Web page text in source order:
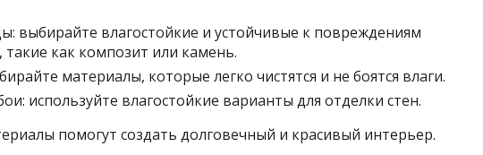
выбирайте влагостойкие и устойчивые к повреждениям
как композит или камень.
материалы, которые легко чистятся и не боятся влаги.
используйте влагостойкие варианты для отделки стен.
помогут создать долговечный и красивый интерьер.